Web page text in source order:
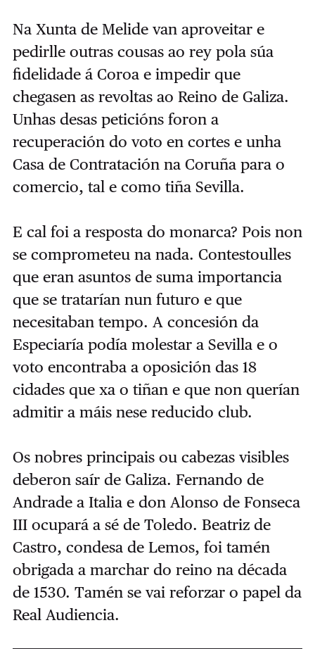
Na Xunta de Melide van aproveitar e
pedirlle outras cousas ao rey pola súa
fidelidade á Coroa e impedir que
chegasen as revoltas ao Reino de Galiza.
Unhas desas peticións foron a
recuperación do voto en cortes e unha
Casa de Contratación na Coruña para o
comercio, tal e como tiña Sevilla.
E cal foi a resposta do monarca? Pois non
se comprometeu na nada. Contestoulles
que eran asuntos de suma importancia
que se tratarían nun futuro e que
necesitaban tempo. A concesión da
Especiaría podía molestar a Sevilla e o
voto encontraba a oposición das 18
cidades que xa o tiñan e que non querían
admitir a máis nese reducido club.
Os nobres principais ou cabezas visibles
deberon saír de Galiza. Fernando de
Andrade a Italia e don Alonso de Fonseca
III ocupará a sé de Toledo. Beatriz de
Castro, condesa de Lemos, foi tamén
obrigada a marchar do reino na década
de 1530. Tamén se vai reforzar o papel da
Real Audiencia.